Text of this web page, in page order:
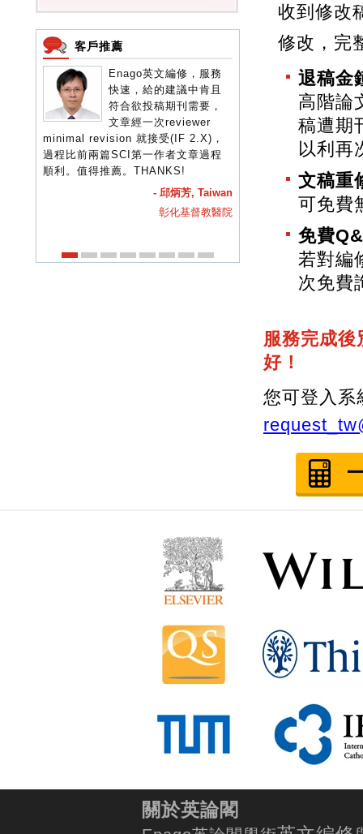
客戶推薦
Enago英文編修，服務
快速，給的建議中肯且
符合欲投稿期刊需要，
文章經一次reviewer
revision 就接受(IF 2.X)，
程比前兩篇SCI第一作者文章過程
利。值得推薦。THANKS!
- 邱炳芳, Taiwan
彰化基督教醫院
這篇文章曾被影響因
(impact factor) 1點
分的雜誌退稿，後來
您們的編修後，竟能
稿至影響因子2.6分的雜誌並被
accept，實在始料未及，也令作
們格外的欣喜。這篇文章也是經您
修改後第一次投稿就順利被接受，
- 鄧仲仁,
台北榮民總
收到修改
修改，完
退稿金
高階論
稿遭期
以利再
文稿重
可免費
免費
若對編
次免費
服務完成
好！
您可登入系
關於英論閣